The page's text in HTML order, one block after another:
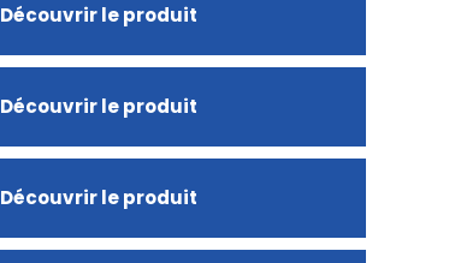
Découvrir le produit
Découvrir le produit
Découvrir le produit